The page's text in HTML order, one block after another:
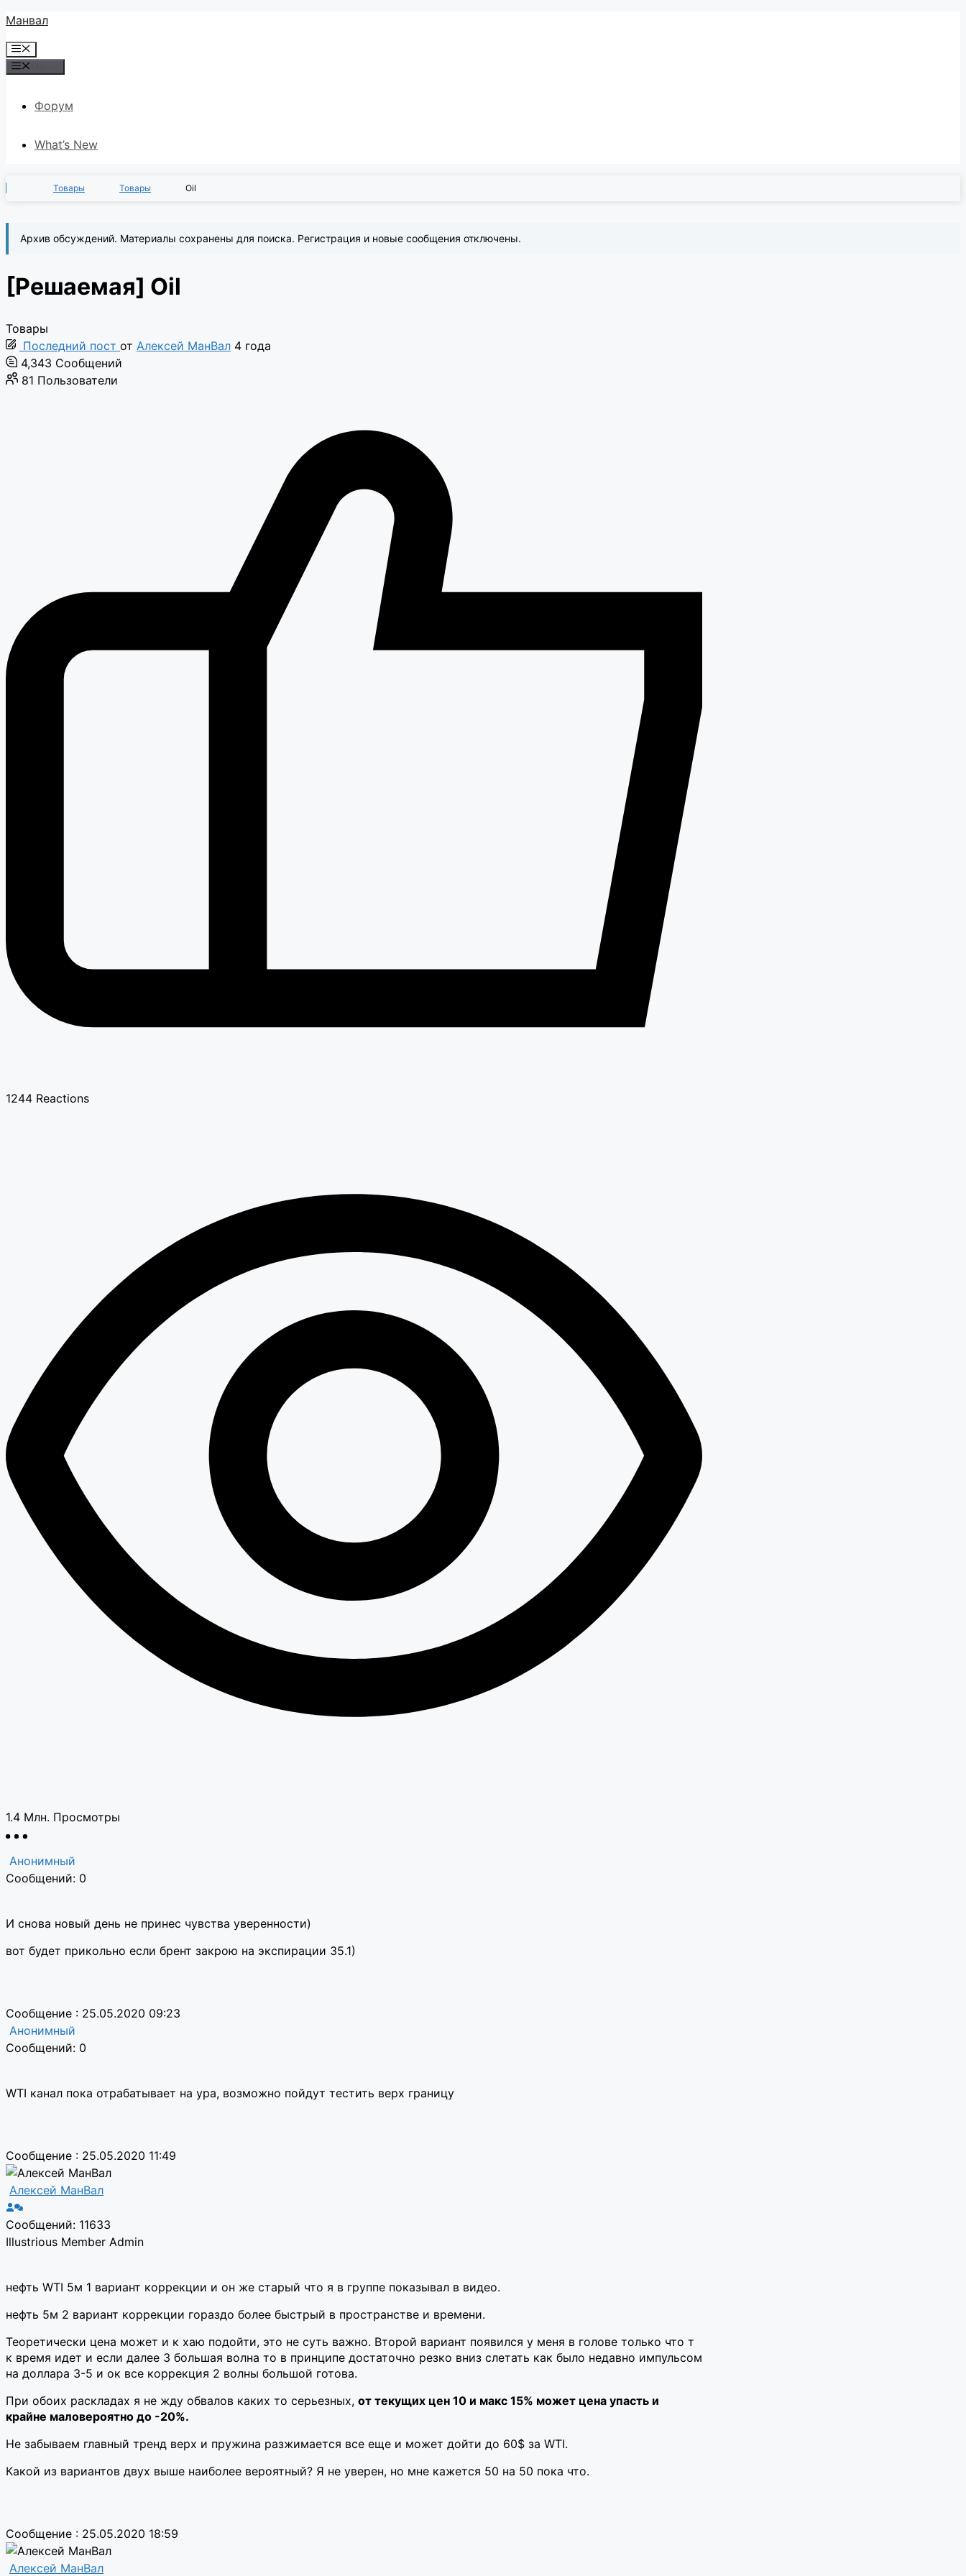
Перейти
содержимому
Манвал
Меню
Форум
What’s New
Товары Товары Oil
Архив обсуждений. Материалы сохранены для поиска. Регистрация и новые сообщения отключены.
[Решаемая] Oil
Товары
Последний пост от Алексей МанВал 4 года
4,343 Сообщений
81 Пользователи
1244 Reactions
1.4 Млн. Просмотры
Анонимный
Сообщений: 0
И снова новый день не принес чувства уверенности)
вот будет прикольно если брент закрою на экспирации 35.1)
Сообщение : 25.05.2020 09:23
Анонимный
Сообщений: 0
WTI канал пока отрабатывает на ура, возможно пойдут тестить верх границу
Сообщение : 25.05.2020 11:49
Алексей МанВал
Сообщений: 11633
Illustrious Member Admin
нефть WTI 5м 1 вариант коррекции и он же старый что я в группе показывал в видео.
нефть 5м 2 вариант коррекции гораздо более быстрый в пространстве и времени.
Теоретически цена может и к хаю подойти, это не суть важно. Второй вариант появился у меня в голове только что т
к время идет и если далее 3 большая волна то в принципе достаточно резко вниз слетать как было недавно импульсом
на доллара 3-5 и ок все коррекция 2 волны большой готова.
При обоих раскладах я не жду обвалов каких то серьезных, от текущих цен 10 и макс 15% может цена упасть и
крайне маловероятно до -20%.
Не забываем главный тренд верх и пружина разжимается все еще и может дойти до 60$ за WTI.
Какой из вариантов двух выше наиболее вероятный? Я не уверен, но мне кажется 50 на 50 пока что.
Сообщение : 25.05.2020 18:59
Алексей МанВал